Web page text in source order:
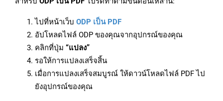
ไปที่หน้าเว็บ ODP เป็น PDF
อัปโหลดไฟล์ ODP ของคุณจากอุปกรณ์ของคุณ
คลิกที่ปุ่ม “แปลง”
รอให้การแปลงเสร็จสิ้น
เมื่อการแปลงเสร็จสมบูรณ์ ให้ดาวน์โหลดไฟล์ PDF ไป
ยังอุปกรณ์ของคุณ